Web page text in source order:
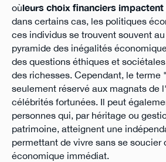
oùleurs choix financiers impactent
dans certains cas, les politiques
ces individus se trouvent souvent
pyramide des inégalités
des questions éthiques et
des richesses. Cependant, le terme
seulement réservé aux magnats de
célébrités fortunées. Il peut
personnes qui, par héritage ou
patrimoine, atteignent une
permettant de vivre sans se soucier
économique immédiat.